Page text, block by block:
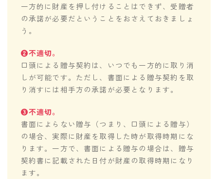
一方的に財産を押し付けることはできず、受贈者
の承諾が必要だということをおさえておきましょ
う。
❷不適切。
口頭による贈与契約は、いつでも一方的に取り消
しが可能です。ただし、書面による贈与契約を取
り消すには相手方の承諾が必要となります。
❸不適切。
書面によらない贈与（つまり、口頭による贈与）
の場合、実際に財産を取得した時が取得時期にな
ります。一方で、書面による贈与の場合は、贈与
契約書に記載された日付が財産の取得時期になり
ます。